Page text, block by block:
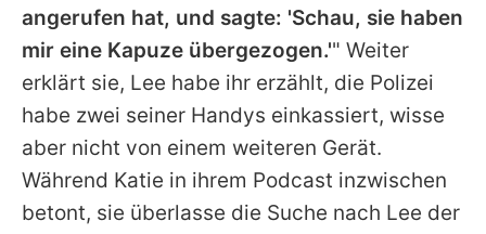
angerufen hat, und sagte: 'Schau, sie haben
mir eine Kapuze übergezogen.'" Weiter
erklärt sie, Lee habe ihr erzählt, die Polizei
habe zwei seiner Handys einkassiert, wisse
aber nicht von einem weiteren Gerät.
Während Katie in ihrem Podcast inzwischen
betont, sie überlasse die Suche nach Lee der